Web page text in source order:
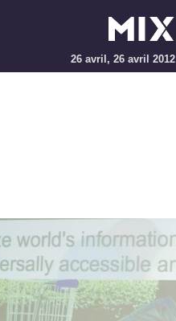
26 avril, 26 avril 2012